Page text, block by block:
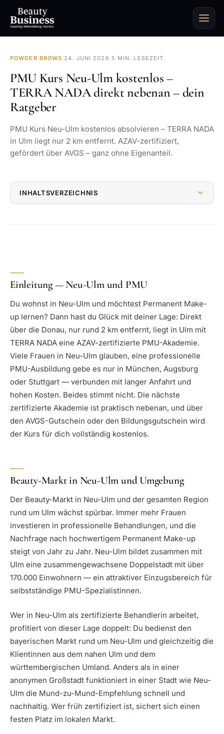
POWDER BROWS· 24. JUNI 2026 · 5 MIN. LESEZEIT
PMU Kurs Neu-Ulm kostenlos –
TERRA NADA direkt nebenan – dein
Ratgeber
PMU Kurs Neu-Ulm kostenlos absolvieren – TERRA NADA
in Ulm liegt nur 2 km entfernt. AZAV-zertifiziert,
gefördert über AVGS – ganz ohne Eigenanteil.
INHALTSVERZEICHNIS
Einleitung — Neu-Ulm und PMU
Du wohnst in Neu-Ulm und möchtest Permanent Make-
up lernen? Dann hast du Glück mit deiner Lage: Direkt
über die Donau, nur rund 2 km entfernt, liegt in Ulm mit
TERRA NADA eine AZAV-zertifizierte PMU-Akademie.
Viele Frauen in Neu-Ulm glauben, eine professionelle
PMU-Ausbildung gebe es nur in München, Augsburg
oder Stuttgart — verbunden mit langer Anfahrt und
hohen Kosten. Beides stimmt nicht. Die nächste
zertifizierte Akademie ist praktisch nebenan, und über
den AVGS-Gutschein oder den Bildungsgutschein wird
der Kurs für dich vollständig kostenlos.
Beauty-Markt in Neu-Ulm und Umgebung
Der Beauty-Markt in Neu-Ulm und der gesamten Region
rund um Ulm wächst spürbar. Immer mehr Frauen
investieren in professionelle Behandlungen, und die
Nachfrage nach hochwertigem Permanent Make-up
steigt von Jahr zu Jahr. Neu-Ulm bildet zusammen mit
Ulm eine zusammengewachsene Doppelstadt mit über
170.000 Einwohnern — ein attraktiver Einzugsbereich für
selbstständige PMU-Spezialistinnen.
Wer in Neu-Ulm als zertifizierte Behandlerin arbeitet,
profitiert von dieser Lage doppelt: Du bedienst den
bayerischen Markt rund um Neu-Ulm und gleichzeitig die
Klientinnen aus dem nahen Ulm und dem
württembergischen Umland. Anders als in einer
anonymen Großstadt funktioniert in einer Stadt wie Neu-
Ulm die Mund-zu-Mund-Empfehlung schnell und
nachhaltig. Wer früh zertifiziert ist, sichert sich einen
festen Platz im lokalen Markt.